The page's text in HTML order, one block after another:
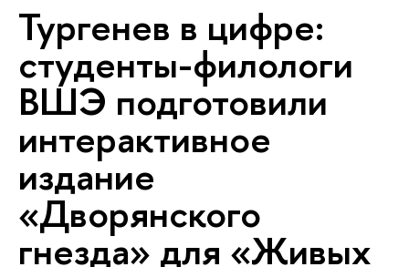
Тургенев в цифре:
студенты-филологи
ВШЭ подготовили
интерактивное
издание
«Дворянского
гнезда» для «Живых